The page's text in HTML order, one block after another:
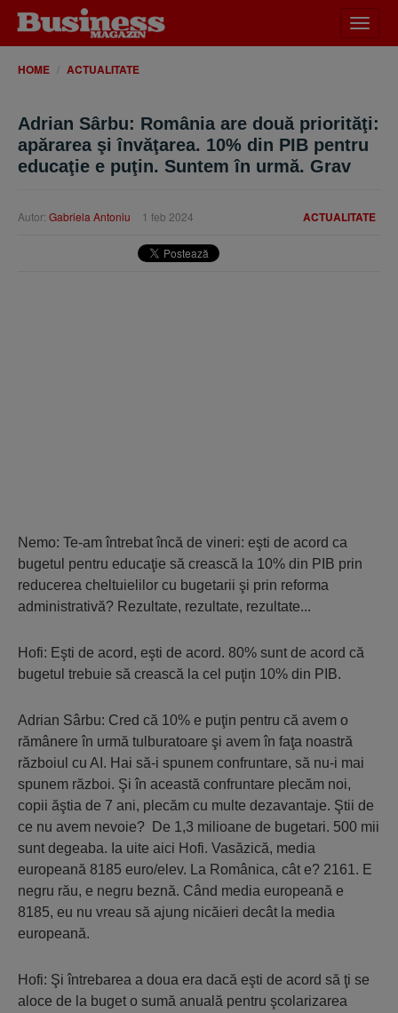
meniu
HOME ACTUALITATE
Adrian Sârbu: România are două priorităţi:
apărarea şi învăţarea. 10% din PIB pentru
educaţie e puţin. Suntem în urmă. Grav
ACTUALITATE
Autor: Gabriela Antoniu 1 feb 2024
Nemo: Te-am întrebat încă de vineri: eşti de acord ca
bugetul pentru educaţie să crească la 10% din PIB prin
reducerea cheltuielilor cu bugetarii şi prin reforma
administrativă? Rezultate, rezultate, rezultate...
Hofi: Eşti de acord, eşti de acord. 80% sunt de acord că
bugetul trebuie să crească la cel puţin 10% din PIB.
Adrian Sârbu: Cred că 10% e puţin pentru că avem o
rămânere în urmă tulburatoare şi avem în faţa noastră
războiul cu AI. Hai să-i spunem confruntare, să nu-i mai
spunem război. Şi în această confruntare plecăm noi,
copii ăştia de 7 ani, plecăm cu multe dezavantaje. Ştii de
ce nu avem nevoie? De 1,3 milioane de bugetari. 500 mii
sunt degeaba. Ia uite aici Hofi. Vasăzică, media
europeană 8185 euro/elev. La Românica, cât e? 2161. E
negru rău, e negru beznă. Când media europeană e
8185, eu nu vreau să ajung nicăieri decât la media
europeană.
Hofi: Şi întrebarea a doua era dacă eşti de acord să ţi se
aloce de la buget o sumă anuală pentru şcolarizarea